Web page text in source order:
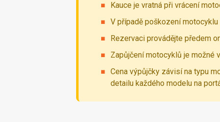
Kauce je vratná při vrácení
V případě poškození
Rezervaci provádějte předem
Zapůjčení motocyklů je možné
Cena výpůjčky závisí na typu
detailu každého modelu na